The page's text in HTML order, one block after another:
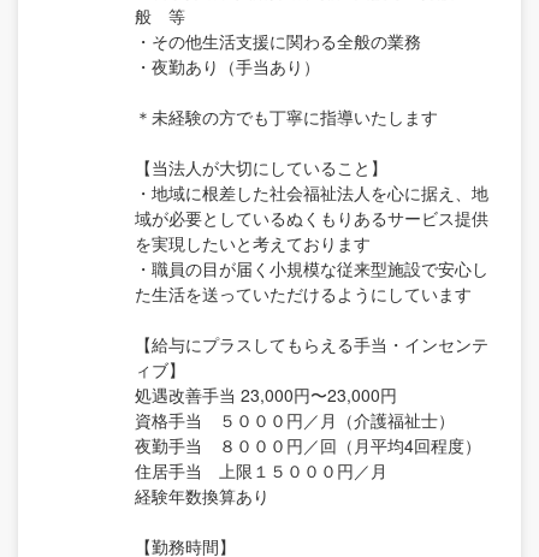
般 等
・その他生活支援に関わる全般の業務
・夜勤あり（手当あり）
＊未経験の方でも丁寧に指導いたします
【当法人が大切にしていること】
・地域に根差した社会福祉法人を心に据え、地
域が必要としているぬくもりあるサービス提供
を実現したいと考えております
・職員の目が届く小規模な従来型施設で安心し
た生活を送っていただけるようにしています
【給与にプラスしてもらえる手当・インセンテ
ィブ】
処遇改善手当 23,000円〜23,000円
資格手当 ５０００円／月（介護福祉士）
夜勤手当 ８０００円／回（月平均4回程度）
住居手当 上限１５０００円／月
経験年数換算あり
【勤務時間】